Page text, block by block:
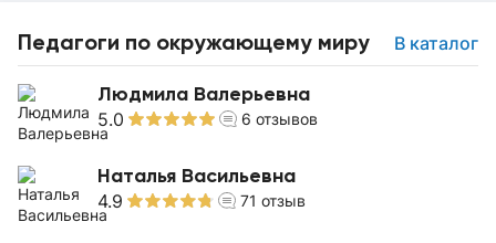
Педагоги по окружающему миру В каталог
Людмила Валерьевна
5.0 6 отзывов
Наталья Васильевна
4.9 71 отзыв